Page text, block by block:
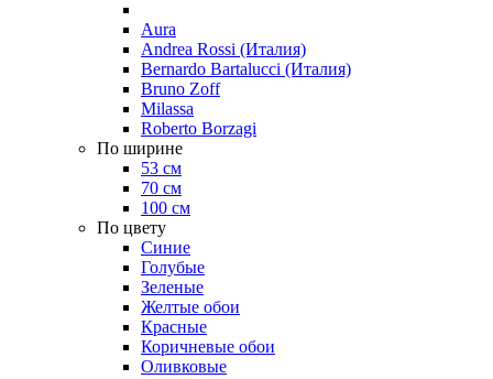
Aura
Andrea Rossi (Италия)
Bernardo Bartalucci (Италия)
Bruno Zoff
Milassa
Roberto Borzagi
По ширине
53 см
70 см
100 см
По цвету
Синие
Голубые
Зеленые
Желтые обои
Красные
Коричневые обои
Оливковые